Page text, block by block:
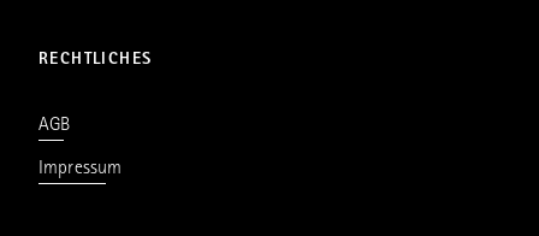
RECHTLICHES
AGB
Impressum